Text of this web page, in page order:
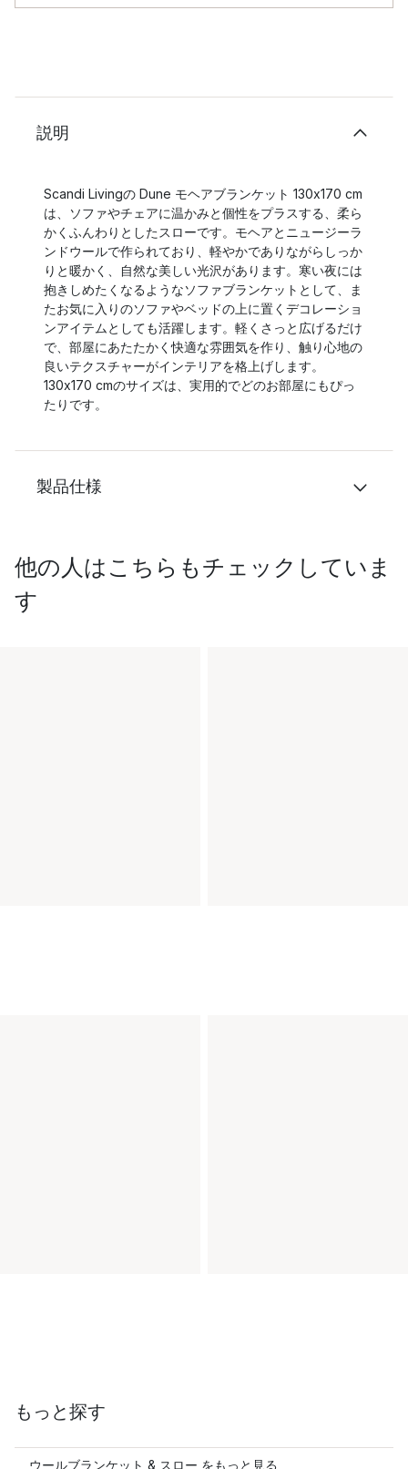
説明
Scandi Livingの Dune モヘアブランケット 130x170 cm
は、ソファやチェアに温かみと個性をプラスする、柔ら
かくふんわりとしたスローです。モヘアとニュージーラ
ンドウールで作られており、軽やかでありながらしっか
りと暖かく、自然な美しい光沢があります。寒い夜には
抱きしめたくなるようなソファブランケットとして、ま
たお気に入りのソファやベッドの上に置くデコレーショ
ンアイテムとしても活躍します。軽くさっと広げるだけ
で、部屋にあたたかく快適な雰囲気を作り、触り心地の
良いテクスチャーがインテリアを格上げします。
130x170 cmのサイズは、実用的でどのお部屋にもぴっ
たりです。
製品仕様
他の人はこちらもチェックしていま
す
もっと探す
ウールブランケット & スロー をもっと見る